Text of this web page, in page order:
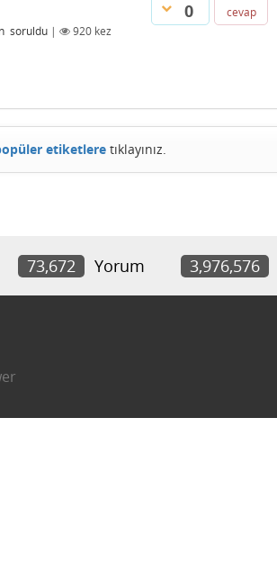
0
cevap
soruldu | 920 kez
etiketleretıklayınız.
73,672 Yorum 3,976,576